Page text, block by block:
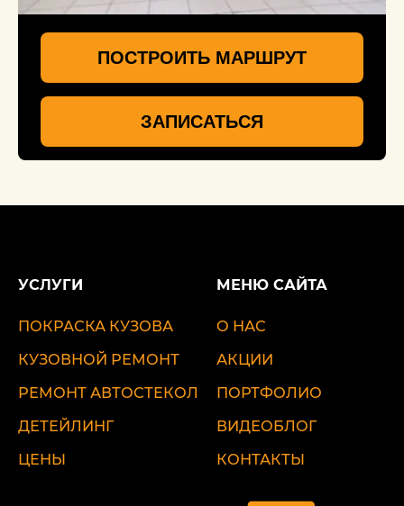
ПОСТРОИТЬ МАРШРУТ
ЗАПИСАТЬСЯ
УСЛУГИ
ПОКРАСКА КУЗОВА
КУЗОВНОЙ РЕМОНТ
РЕМОНТ АВТОСТЕКОЛ
ДЕТЕЙЛИНГ
ЦЕНЫ
МЕНЮ САЙТА
О НАС
АКЦИИ
ПОРТФОЛИО
ВИДЕОБЛОГ
КОНТАКТЫ